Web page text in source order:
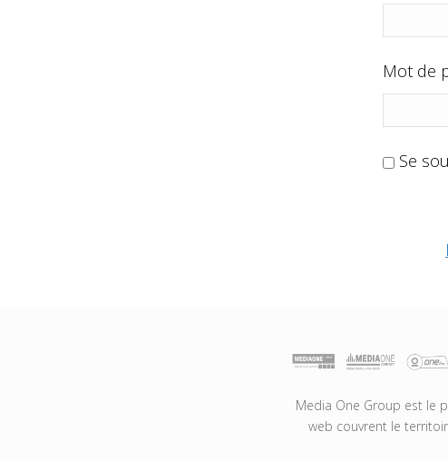
Mot de
Se
Media One Group est le
web couvrent le